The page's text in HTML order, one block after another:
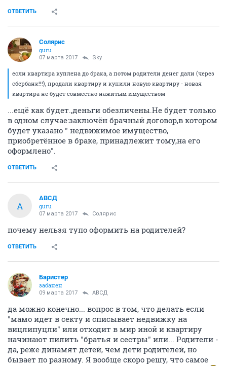
ОТВЕТИТЬ
Солярис
guru
07 марта 2017 Sky
если квартира куплена до брака, а потом родители денег дали (через
сбербанк!!!), продали квартиру и купили новую квартиру - новая
квартира не будет совместно нажитым имуществом
...ещё как будет.,деньги обезличены.Не будет только
в одном случае:заключён брачный договор,в котором
будет указано " недвижимое имущество,
приобретённое в браке, принадлежит тому,на его
оформлено".
ОТВЕТИТЬ
А
АВСД
guru
07 марта 2017 Солярис
почему нельзя тупо оформить на родителей?
ОТВЕТИТЬ
Баристер
забанен
09 марта 2017 АВСД
да можно конечно... вопрос в том, что делать если
"мамо идет в секту и списывает недвижку на
вицлипуцли" или отходит в мир иной и квартиру
начинают пилить "братья и сестры" или... Родители -
да, реже динамят детей, чем дети родителей, но
бывает по разному. Я вообще скоро решу, что самое